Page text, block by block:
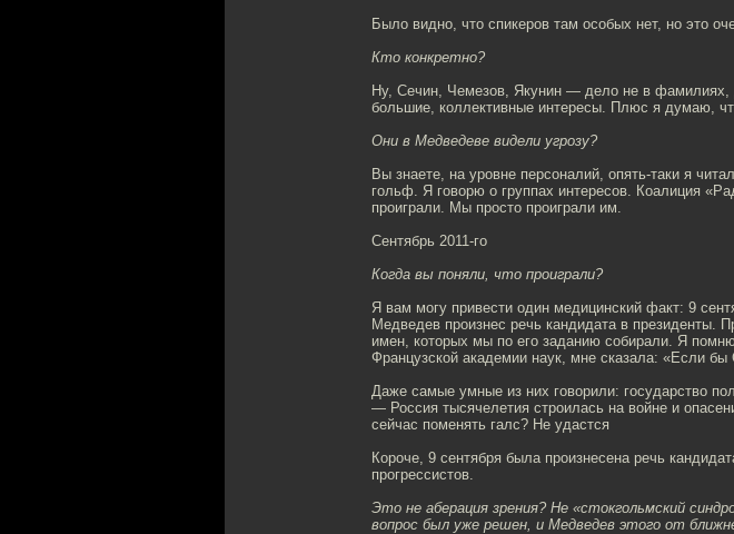
Было видно, что спикеров там особых нет, но это
Кто конкретно?
Ну, Сечин, Чемезов, Якунин — дело не в фамилиях,
большие, коллективные интересы. Плюс я думаю,
Они в Медведеве видели угрозу?
Вы знаете, на уровне персоналий, опять-таки я
гольф. Я говорю о группах интересов. Коалиция
проиграли. Мы просто проиграли им.
Сентябрь 2011-го
Когда вы поняли, что проиграли?
Я вам могу привести один медицинский факт: 9
Медведев произнес речь кандидата в президенты.
имен, которых мы по его заданию собирали. Я
Французской академии наук, мне сказала: «Еcли
Даже самые умные из них говорили: государство
— Россия тысячелетия строилась на войне и
сейчас поменять галс? Не удастся
Короче, 9 сентября была произнесена речь
прогрессистов.
Это не аберация зрения? Не «стокгольмский
вопрос был уже решен, и Медведев этого от